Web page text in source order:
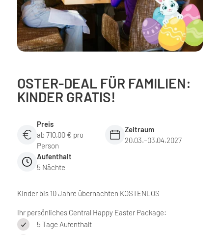
OSTER-DEAL FÜR FAMILIEN:
KINDER GRATIS!
Preis
ab 710,00 € pro
Person
Zeitraum
20.03.–03.04.2027
Aufenthalt
5 Nächte
Kinder bis 10 Jahre übernachten KOSTENLOS
Ihr persönliches Central Happy Easter Package:
5 Tage Aufenthalt